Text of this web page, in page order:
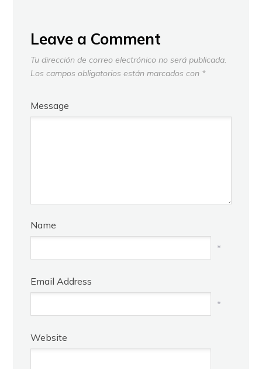
Leave a Comment
Tu dirección de correo electrónico no será publicada.
Los campos obligatorios están marcados con *
Message
Name
*
Email Address
*
Website